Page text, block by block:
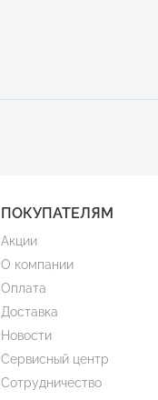
ПОКУПАТЕЛЯМ
Акции
О компании
Оплата
Доставка
Новости
Сервисный центр
Сотрудничество